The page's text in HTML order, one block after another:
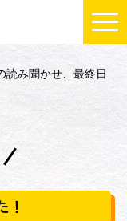
読み聞かせ、最終日
！